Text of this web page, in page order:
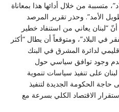
متسببة من خلال أدائها هذا بمعاناة
الأمد”. وحذر تقرير المرصد
“لبنان يعاني من استنفاد خطير
في ‏البلاد”، ومتوقعاً أن يطال “أكثر
لدائرة المشرق في ‏البنك
وجود توافق سياسي حول
على تنفيذ سياسات تنموية
‏الحكومة الجديدة لتنفيذ
الاقتصاد الكلي بسرعة مع